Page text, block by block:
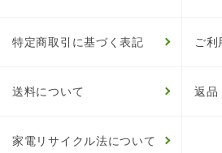
特定商取引に基づく表記 ご利
送料について 返品
家電リサイクル法について